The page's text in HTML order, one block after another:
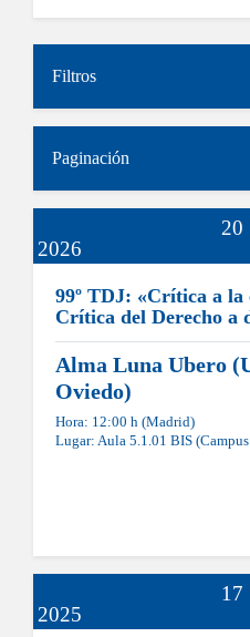
Filtros
Paginación
20
2026
99º TDJ: «Crítica a
Crítica del Derecho a
Alma Luna Ubero
Oviedo)
Hora: 12:00 h (Madrid)
Lugar: Aula 5.1.01 BIS
17
2025